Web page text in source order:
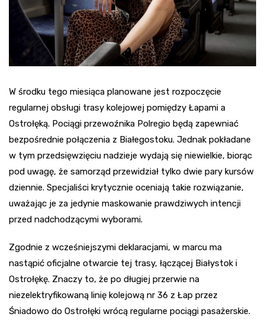
W środku tego miesiąca planowane jest rozpoczęcie
regularnej obsługi trasy kolejowej pomiędzy Łapami a
Ostrołęką. Pociągi przewoźnika Polregio będą zapewniać
bezpośrednie połączenia z Białegostoku. Jednak pokładane
w tym przedsięwzięciu nadzieje wydają się niewielkie, biorąc
pod uwagę, że samorząd przewidział tylko dwie pary kursów
dziennie. Specjaliści krytycznie oceniają takie rozwiązanie,
uważając je za jedynie maskowanie prawdziwych intencji
przed nadchodzącymi wyborami.
Zgodnie z wcześniejszymi deklaracjami, w marcu ma
nastąpić oficjalne otwarcie tej trasy, łączącej Białystok i
Ostrołękę. Znaczy to, że po długiej przerwie na
niezelektryfikowaną linię kolejową nr 36 z Łap przez
Śniadowo do Ostrołęki wrócą regularne pociągi pasażerskie.